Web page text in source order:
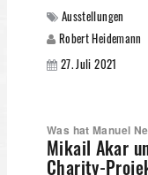
Ausstellungen
Robert Heidemann
27. Juli 2021
Was hat Manuel
Mikail Akar
Charity-